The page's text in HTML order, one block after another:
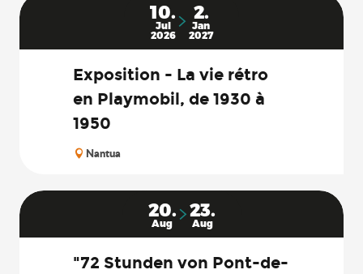
10.
Jul
2026
2.
Jan
2027
Exposition - La vie rétro
en Playmobil, de 1930 à
1950
Nantua
20.
Aug
23.
Aug
"72 Stunden von Pont-de-